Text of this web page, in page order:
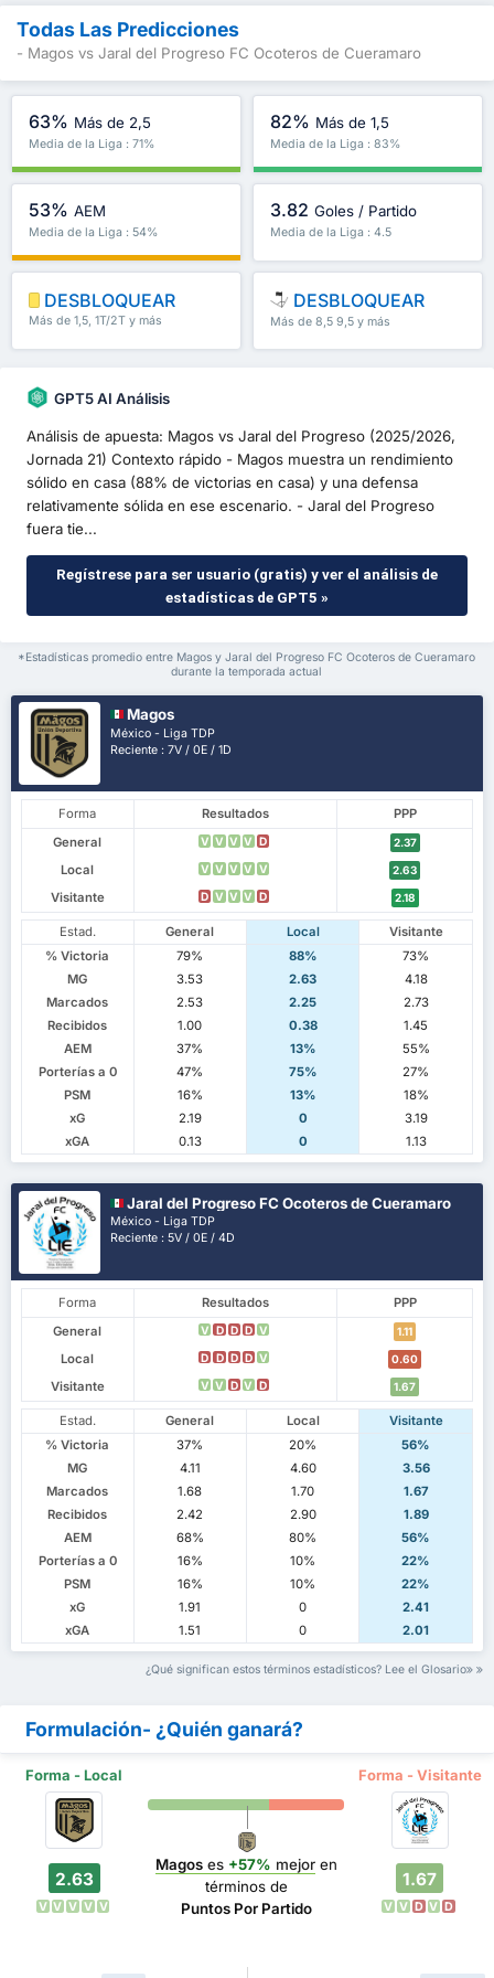
Todas Las Predicciones
- Magos vs Jaral del Progreso FC Ocoteros de Cueramaro
63% Más de 2,5
Media de la Liga : 71%
82% Más de 1,5
Media de la Liga : 83%
53% AEM
Media de la Liga : 54%
3.82 Goles / Partido
Media de la Liga : 4.5
DESBLOQUEAR
Más de 1,5, 1T/2T y más
DESBLOQUEAR
Más de 8,5 9,5 y más
GPT5 AI Análisis
Análisis de apuesta: Magos vs Jaral del Progreso (2025/2026,
Jornada 21) Contexto rápido - Magos muestra un rendimiento
sólido en casa (88% de victorias en casa) y una defensa
relativamente sólida en ese escenario. - Jaral del Progreso
fuera tie...
Regístrese para ser usuario (gratis) y ver el análisis de
estadísticas de GPT5 »
*Estadísticas promedio entre Magos y Jaral del Progreso FC Ocoteros de Cueramaro
durante la temporada actual
Magos
México - Liga TDP
Reciente : 7V / 0E / 1D
Forma Resultados
PPP
General
V V V V D 2.37
Local V V V V V 2.63
Visitante D V V V D 2.18
Estad. General Local
Visitante
% Victoria
79% 88%
73%
MG
3.53 2.63
4.18
Marcados
2.53 2.25
2.73
Recibidos
1.00 0.38
1.45
AEM
37% 13%
55%
Porterías a 0
47% 75%
27%
PSM
16% 13%
18%
xG
2.19 0
3.19
xGA
0.13 0 1.13
Jaral del Progreso FC Ocoteros de Cueramaro
México - Liga TDP
Reciente : 5V / 0E / 4D
Forma Resultados
PPP
General
V D D D V 1.11
Local D D D D V 0.60
Visitante V V D V D 1.67
Estad. General Local
Visitante
% Victoria
37% 20%
56%
MG
4.11 4.60
3.56
Marcados
1.68 1.70
1.67
Recibidos
2.42 2.90
1.89
AEM
68% 80%
56%
Porterías a 0
16% 10%
22%
PSM
16% 10%
22%
xG
1.91 0
2.41
xGA
1.51 0 2.01
¿Qué significan estos términos estadísticos? Lee el Glosario
Formulación- ¿Quién ganará?
Forma - Local Forma - Visitante
2.63
V V V V V
Magos es +57% mejor en
términos de
Puntos Por Partido
1.67
V V D V D